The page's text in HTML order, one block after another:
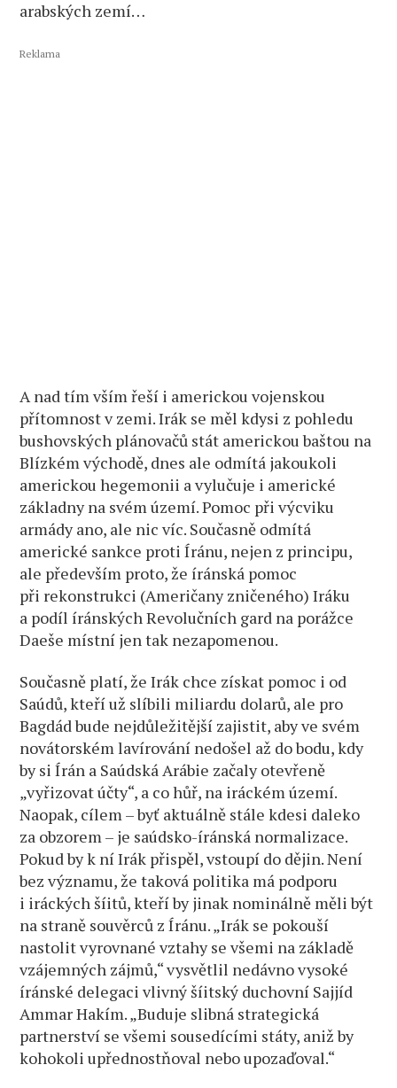
arabských zemí…
Reklama
A nad tím vším řeší i americkou vojenskou
přítomnost v zemi. Irák se měl kdysi z pohledu
bushovských plánovačů stát americkou baštou na
Blízkém východě, dnes ale odmítá jakoukoli
americkou hegemonii a vylučuje i americké
základny na svém území. Pomoc při výcviku
armády ano, ale nic víc. Současně odmítá
americké sankce proti Íránu, nejen z principu,
ale především proto, že íránská pomoc
při rekonstrukci (Američany zničeného) Iráku
a podíl íránských Revolučních gard na porážce
Daeše místní jen tak nezapomenou.
Současně platí, že Irák chce získat pomoc i od
Saúdů, kteří už slíbili miliardu dolarů, ale pro
Bagdád bude nejdůležitější zajistit, aby ve svém
novátorském lavírování nedošel až do bodu, kdy
by si Írán a Saúdská Arábie začaly otevřeně
„vyřizovat účty“, a co hůř, na iráckém území.
Naopak, cílem – byť aktuálně stále kdesi daleko
za obzorem – je saúdsko-íránská normalizace.
Pokud by k ní Irák přispěl, vstoupí do dějin. Není
bez významu, že taková politika má podporu
i iráckých šíitů, kteří by jinak nominálně měli být
na straně souvěrců z Íránu. „Irák se pokouší
nastolit vyrovnané vztahy se všemi na základě
vzájemných zájmů,“ vysvětlil nedávno vysoké
íránské delegaci vlivný šíitský duchovní Sajjíd
Ammar Hakím. „Buduje slibná strategická
partnerství se všemi sousedícími státy, aniž by
kohokoli upřednostňoval nebo upozaďoval.“